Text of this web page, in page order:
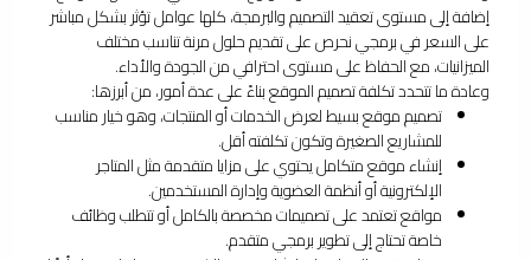
إضافة إلى مستوى تعقيد التصميم والبرمجة، كلها عوامل تؤثر بشكل مباشر
على السعر في برمجي نحرص على تقديم حلول مرنة تناسب مختلف
الميزانيات، مع الحفاظ على مستوى احترافي من الجودة والأداء.
وعادة ما تتحدد تكلفة تصميم الموقع بناءً على عدة أمور، من أبرزها:
تصميم موقع بسيط لعرض الخدمات أو المنتجات، وهو خيار مناسب
للمشاريع الصغيرة وتكون تكلفته أقل.
إنشاء موقع متكامل يحتوي على مزايا متقدمة مثل المتاجر
الإلكترونية أو أنظمة العضوية وإدارة المستخدمين.
مواقع تعتمد على تصميمات مخصصة بالكامل أو تتطلب وظائف
خاصة تحتاج إلى تطوير برمجي متقدم.